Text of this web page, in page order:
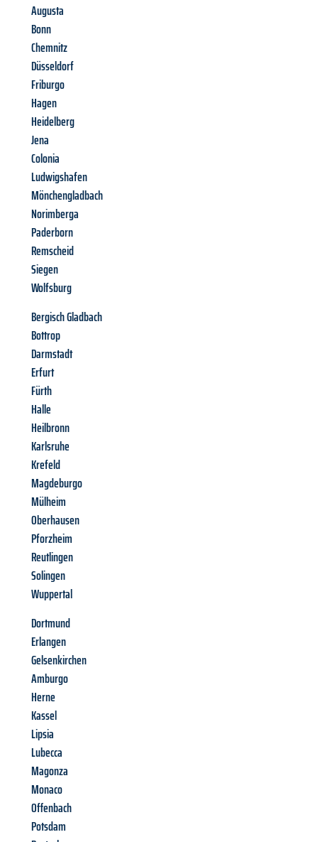
Augusta
Bonn
Chemnitz
Düsseldorf
Friburgo
Hagen
Heidelberg
Jena
Colonia
Ludwigshafen
Mönchengladbach
Norimberga
Paderborn
Remscheid
Siegen
Wolfsburg
Bergisch Gladbach
Bottrop
Darmstadt
Erfurt
Fürth
Halle
Heilbronn
Karlsruhe
Krefeld
Magdeburgo
Mülheim
Oberhausen
Pforzheim
Reutlingen
Solingen
Wuppertal
Dortmund
Erlangen
Gelsenkirchen
Amburgo
Herne
Kassel
Lipsia
Lubecca
Magonza
Monaco
Offenbach
Potsdam